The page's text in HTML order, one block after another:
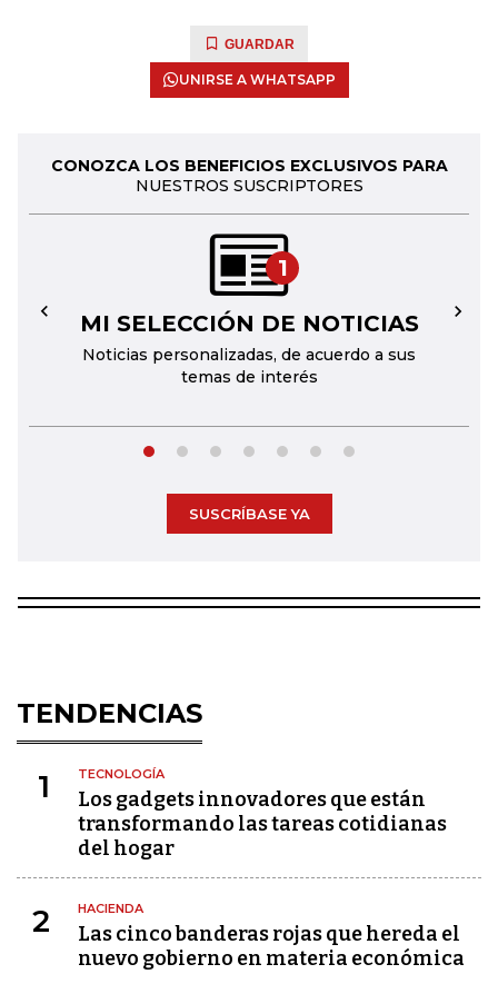
GUARDAR
UNIRSE A WHATSAPP
CONOZCA LOS BENEFICIOS EXCLUSIVOS PARA
NUESTROS SUSCRIPTORES
1
MI SELECCIÓN DE NOTICIAS
Noticias personalizadas, de acuerdo a sus
temas de interés
← →
SUSCRÍBASE YA
TENDENCIAS
1 TECNOLOGÍA
Los gadgets innovadores que están
transformando las tareas cotidianas
del hogar
2 HACIENDA
Las cinco banderas rojas que hereda el
nuevo gobierno en materia económica